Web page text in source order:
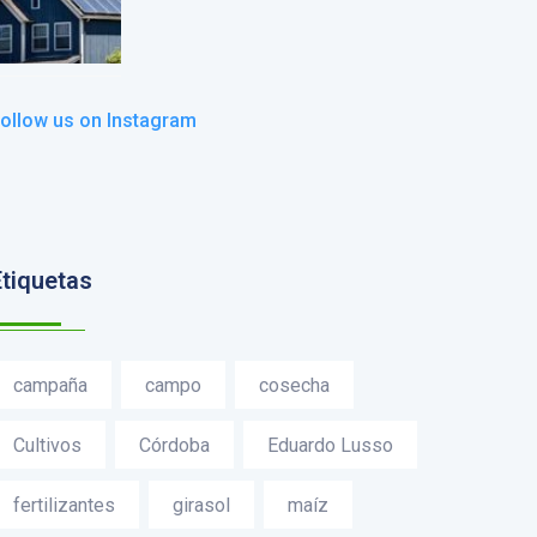
us on Instagram
campaña campo cosecha
Cultivos Córdoba Eduardo Lusso
fertilizantes girasol maíz